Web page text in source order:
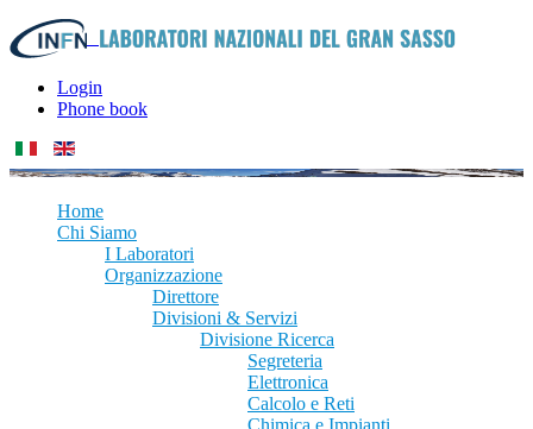
Login
Phone book
Home
Chi Siamo
I Laboratori
Organizzazione
Direttore
Divisioni & Servizi
Divisione Ricerca
Segreteria
Elettronica
Calcolo e Reti
Chimica e Impianti